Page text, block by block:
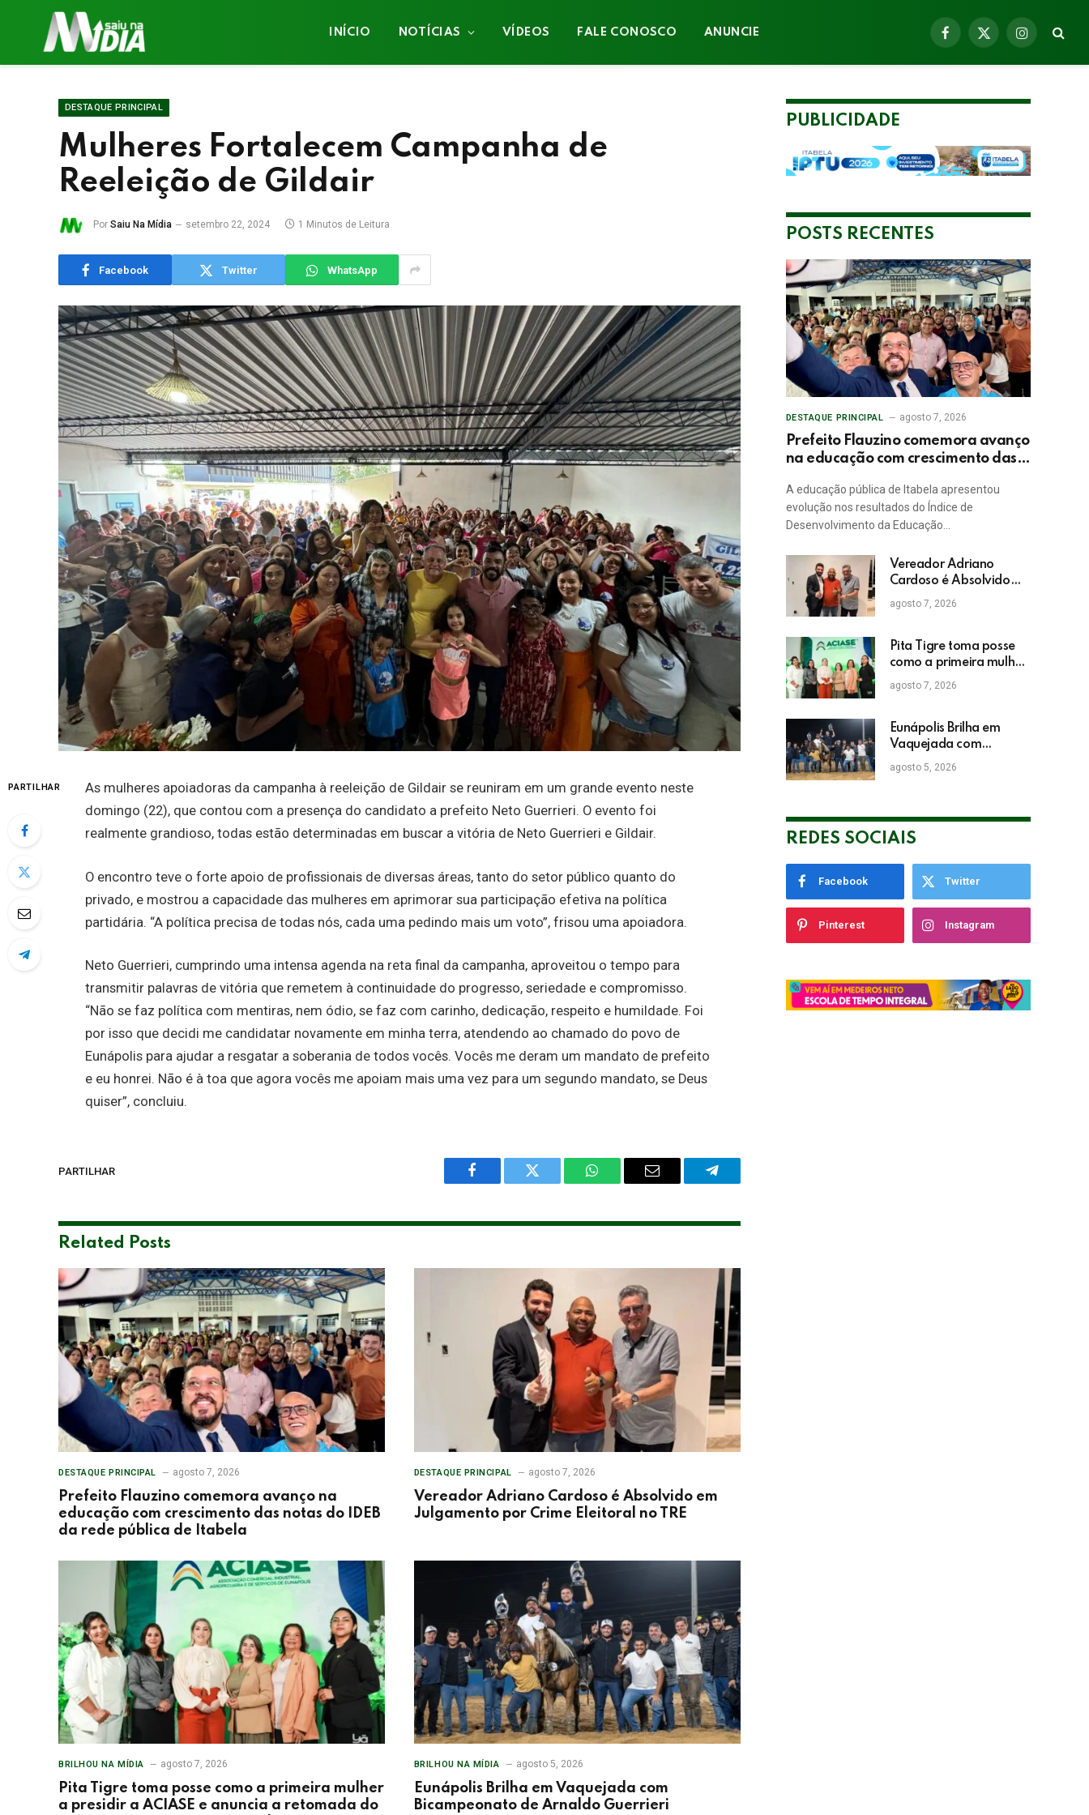
INÍCIO NOTÍCIAS VÍDEOS FALE CONOSCO ANUNCIE
Facebook
X
Instagram
DESTAQUE PRINCIPAL
Mulheres Fortalecem Campanha de
Reeleição de Gildair
Por Saiu Na Mídia setembro 22, 2024 1 Minutos de Leitura
Facebook Twitter WhatsApp
PARTILHAR
As mulheres apoiadoras da campanha à reeleição de Gildair se reuniram em um grande evento neste
domingo (22), que contou com a presença do candidato a prefeito Neto Guerrieri. O evento foi
realmente grandioso, todas estão determinadas em buscar a vitória de Neto Guerrieri e Gildair.
O encontro teve o forte apoio de profissionais de diversas áreas, tanto do setor público quanto do
privado, e mostrou a capacidade das mulheres em aprimorar sua participação efetiva na política
partidária. “A política precisa de todas nós, cada uma pedindo mais um voto”, frisou uma apoiadora.
Neto Guerrieri, cumprindo uma intensa agenda na reta final da campanha, aproveitou o tempo para
transmitir palavras de vitória que remetem à continuidade do progresso, seriedade e compromisso.
“Não se faz política com mentiras, nem ódio, se faz com carinho, dedicação, respeito e humildade. Foi
por isso que decidi me candidatar novamente em minha terra, atendendo ao chamado do povo de
Eunápolis para ajudar a resgatar a soberania de todos vocês. Vocês me deram um mandato de prefeito
e eu honrei. Não é à toa que agora vocês me apoiam mais uma vez para um segundo mandato, se Deus
quiser”, concluiu.
PARTILHAR
Facebook Twitter WhatsAppEmail Telegram
Related Posts
DESTAQUE PRINCIPAL agosto 7, 2026
Prefeito Flauzino comemora avanço na
educação com crescimento das notas do IDEB
da rede pública de Itabela
DESTAQUE PRINCIPAL agosto 7, 2026
Vereador Adriano Cardoso é Absolvido em
Julgamento por Crime Eleitoral no TRE
BRILHOU NA MÍDIA agosto 7, 2026
Pita Tigre toma posse como a primeira mulher
a presidir a ACIASE e anuncia a retomada do
BRILHOU NA MÍDIA agosto 5, 2026
Eunápolis Brilha em Vaquejada com
Bicampeonato de Arnaldo Guerrieri
PUBLICIDADE
POSTS RECENTES
DESTAQUE PRINCIPAL agosto 7, 2026
Prefeito Flauzino comemora avanço
na educação com crescimento das
Itabela
A educação pública de Itabela apresentou
evolução nos resultados do Índice de
Desenvolvimento da Educação…
Vereador Adriano
Cardoso é Absolvido
em Julgamento por
Crime Eleitoral no TRE
agosto 7, 2026
Pita Tigre toma posse
como a primeira mulher
a presidir a ACIASE e
anuncia a retomada do
Empresarial
agosto 7, 2026
Eunápolis Brilha em
Vaquejada com
Bicampeonato de
Arnaldo Guerrieri
agosto 5, 2026
REDES SOCIAIS
Facebook Twitter
Pinterest Instagram